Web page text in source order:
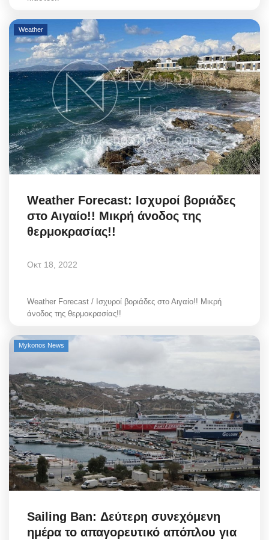
Weather
Weather Forecast: Ισχυροί βοριάδες
στο Αιγαίο!! Μικρή άνοδος της
θερμοκρασίας!!
Οκτ 18, 2022
Weather Forecast / Ισχυροί βοριάδες στο Αιγαίο!! Μικρή
άνοδος της θερμοκρασίας!!
Mykonos News
Sailing Ban: Δεύτερη συνεχόμενη
ημέρα το απαγορευτικό απόπλου για